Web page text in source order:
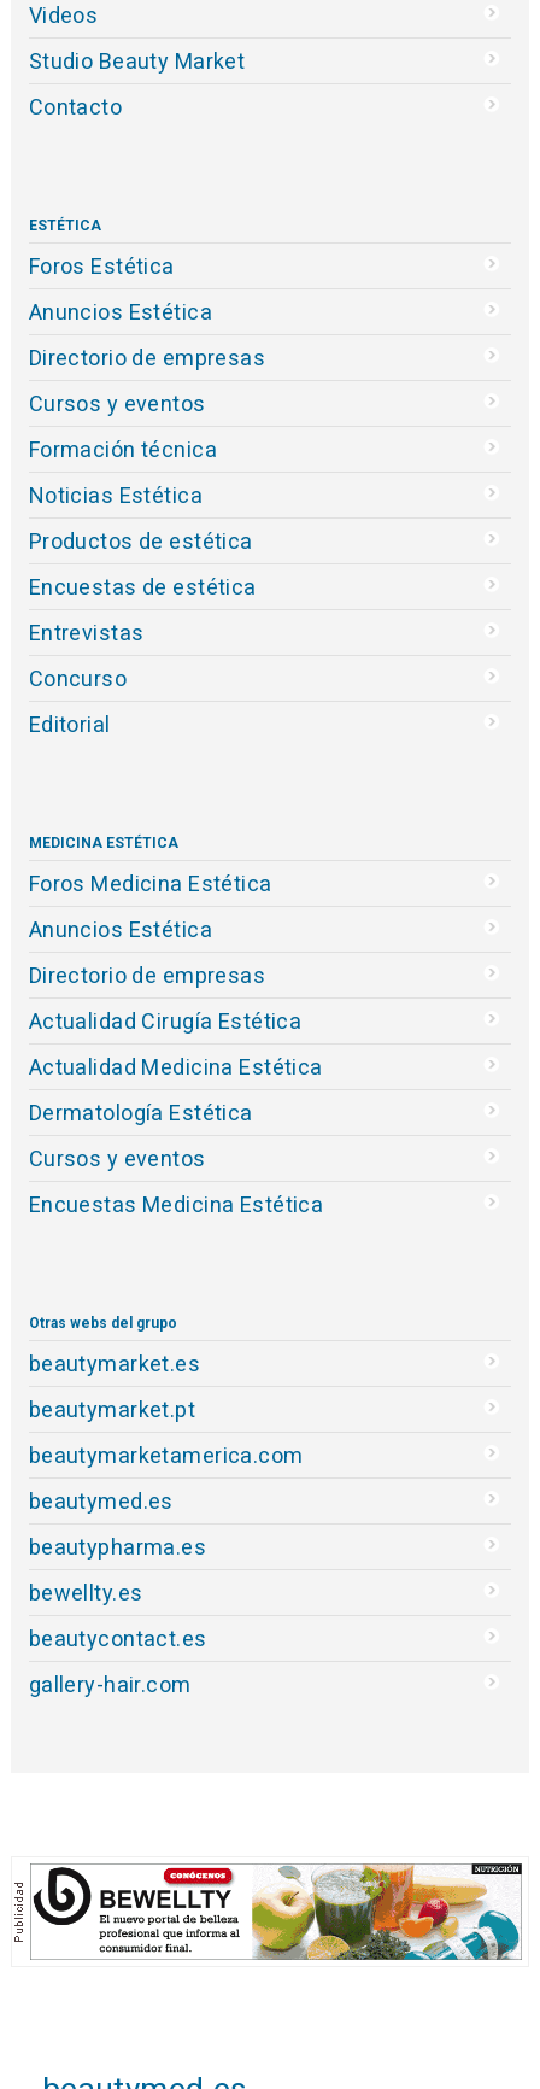
Videos
Studio Beauty Market
Contacto
ESTÉTICA
Foros Estética
Anuncios Estética
Directorio de empresas
Cursos y eventos
Formación técnica
Noticias Estética
Productos de estética
Encuestas de estética
Entrevistas
Concurso
Editorial
MEDICINA ESTÉTICA
Foros Medicina Estética
Anuncios Estética
Directorio de empresas
Actualidad Cirugía Estética
Actualidad Medicina Estética
Dermatología Estética
Cursos y eventos
Encuestas Medicina Estética
Otras webs del grupo
beautymarket.es
beautymarket.pt
beautymarketamerica.com
beautymed.es
beautypharma.es
bewellty.es
beautycontact.es
gallery-hair.com